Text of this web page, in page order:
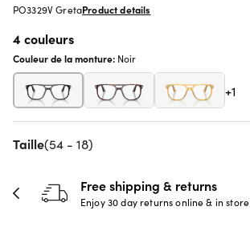
PO3329V GretaProduct details
4 couleurs
Couleur de la monture: Noir
+1
Taille(54 - 18)
Free shipping & returns
Enjoy 30 day returns online & in store